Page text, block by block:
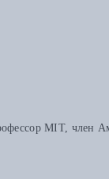
MIT, член